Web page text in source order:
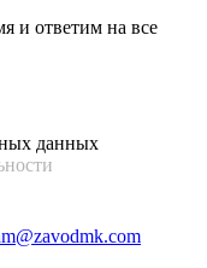
и ответим на все
данных